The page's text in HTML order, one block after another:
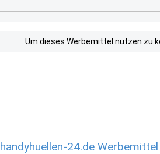
Um dieses Werbemittel nutzen zu
handyhuellen-24.de